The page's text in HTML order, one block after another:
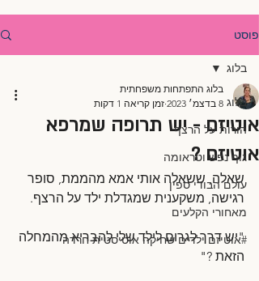
פוסט
בלוג
הורות על הרצף
גוף נפש וטראומה
עולם הבודי ספין
מאחורי הקלעים
#אוטיזם ילדים שחיקה אוטיסטית חרדה
בלוג
אוטיזם - יש תרופה שמרפא
אוטיזם ?
בלוג התפתחות משפחתית
8 בדצמ׳ 2023
זמן קריאה 1 דקות
שאלה, ששאלה אותי אמא מהממת, סופר
רגישה, משקענית שמגדלת ילד על הרצף.
"יש דרך לגרום לילד שלי להבריא מהמחלה
הזאת ?"